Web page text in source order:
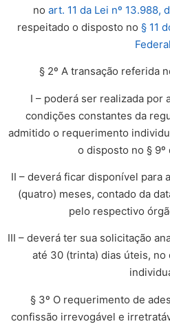
no art. 11 da Lei nº 13.988,
respeitado o disposto no § 11
Federal
§ 2º A transação referida
I – poderá ser realizada por
condições constantes da
admitido o requerimento
o disposto no §
II – deverá ficar disponível para
(quatro) meses, contado da
pelo respectivo
III – deverá ter sua solicitação
até 30 (trinta) dias úteis,
§ 3º O requerimento de
confissão irrevogável e